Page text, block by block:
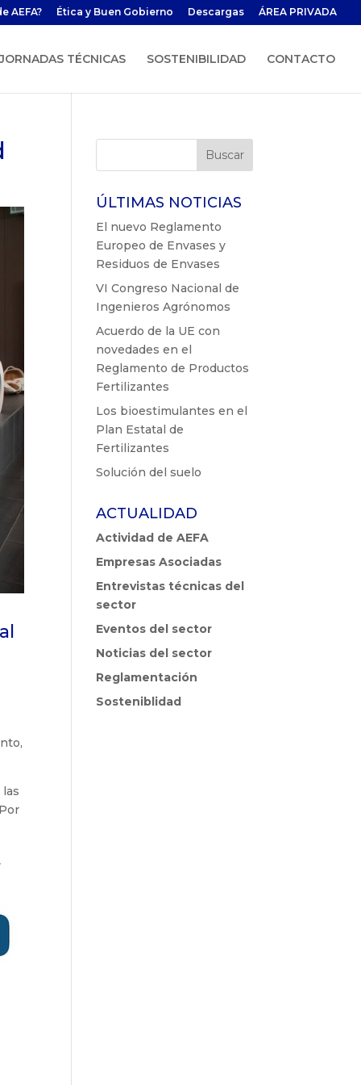
AEFA? Ética y Buen Gobierno Descargas ÁREA PRIVADA
JORNADAS TÉCNICAS SOSTENIBILIDAD CONTACTO
ÚLTIMAS NOTICIAS
El nuevo Reglamento
Europeo de Envases y
Residuos de Envases
VI Congreso Nacional de
Ingenieros Agrónomos
Acuerdo de la UE con
novedades en el
Reglamento de Productos
Fertilizantes
Los bioestimulantes en el
Plan Estatal de
Fertilizantes
Solución del suelo
ACTUALIDAD
Actividad de AEFA
Empresas Asociadas
Entrevistas técnicas del
sector
Eventos del sector
Noticias del sector
Reglamentación
Sosteniblidad